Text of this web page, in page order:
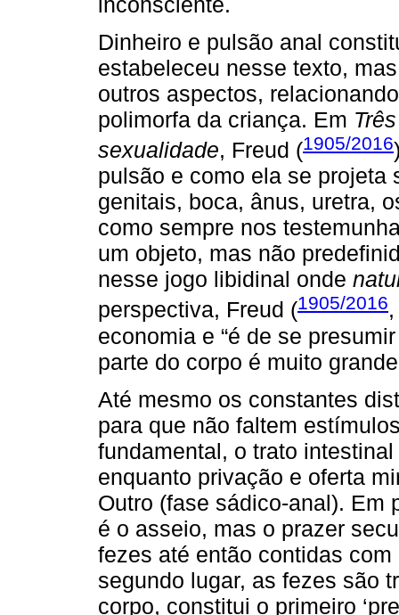
Dinheiro e pulsão anal
estabeleceu nesse texto,
outros aspectos,
polimorfa da criança. Em
sexualidade, Freud (1905/2016
pulsão e como ela se projeta
genitais, boca, ânus, uretra,
como sempre nos
um objeto, mas não
nesse jogo libidinal onde
perspectiva, Freud (1905/2016
economia e “é de se
parte do corpo é muito
Até mesmo os constantes
para que não faltem
fundamental, o trato
enquanto privação e oferta
Outro (fase sádico-anal). Em
é o asseio, mas o prazer
fezes até então contidas
segundo lugar, as fezes são
corpo, constitui o primeiro